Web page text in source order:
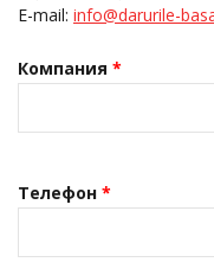
E-mail: info@darurile-
Компания *
Телефон *